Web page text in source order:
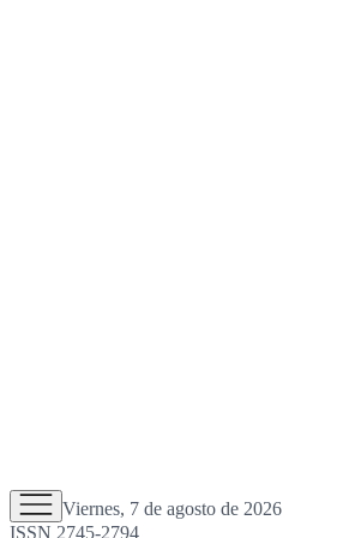
Viernes, 7 de agosto de 2026
ISSN 2745-2794